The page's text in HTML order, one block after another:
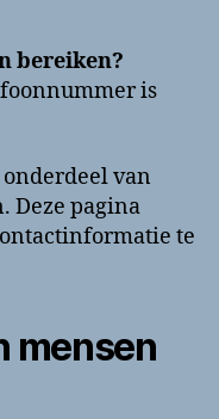
bereiken?
is
van
Deze pagina
te
mensen